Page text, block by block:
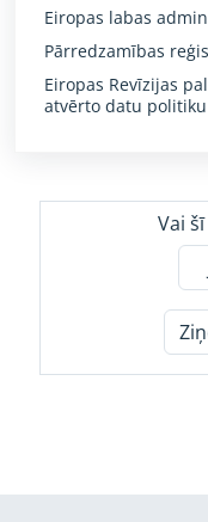
Eiropas labas
Pārredzamības
Eiropas Revīzijas
atvērto datu
Vai